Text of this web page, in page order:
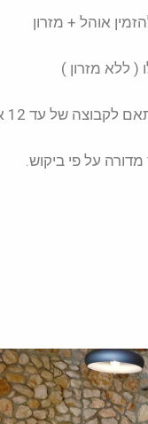
אוהל + מזרון
( ללא מזרון )
לקבוצה של עד 12 איש
על פי ביקוש.